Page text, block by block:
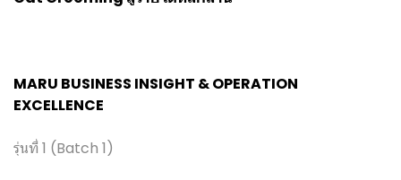
MARU BUSINESS INSIGHT & OPERATION
EXCELLENCE
รุ่นที่ 1 (Batch 1)